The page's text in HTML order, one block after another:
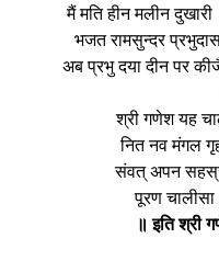
मैं मति हीन मलीन
भजत रामसुन्दर
अब प्रभु दया दीन पर
श्री गणेश यह
नित नव मंगल
संवत् अपन
पूरण
॥ इति श्री